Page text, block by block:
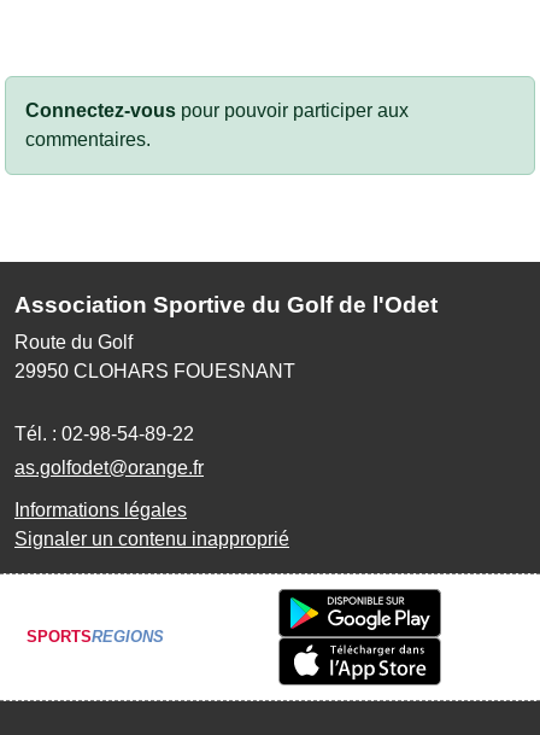
Connectez-vous pour pouvoir participer aux
commentaires.
Association Sportive du Golf de l'Odet
Route du Golf
29950 CLOHARS FOUESNANT
Tél. : 02-98-54-89-22
as.golfodet@orange.fr
Informations légales
Signaler un contenu inapproprié
SPORTSREGIONS